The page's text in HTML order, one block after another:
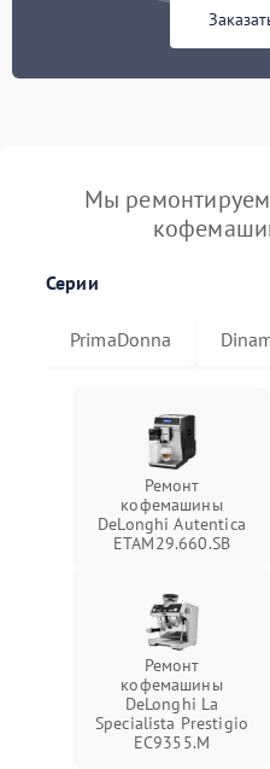
Мы
Серии
PrimaDonna
Ремонт
кофемашины
DeLonghi Autentica
ETAM29.660.SB
Ремонт
кофемашины
DeLonghi La
Specialista Prestigio
EC9355.M